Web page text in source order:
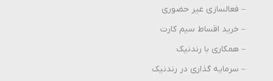
– فعالسازی غیر حضوری
– خرید اقساط سیم کارت
– همکاری با رندنیک
– سرمایه گذاری در رندنیک